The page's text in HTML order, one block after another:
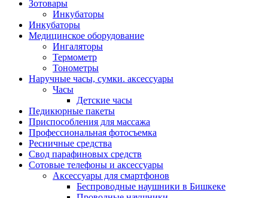
Зотовары
Инкубаторы
Инкубаторы
Медицинское оборудование
Ингаляторы
Термометр
Тонометры
Наручные часы, сумки. аксессуары
Часы
Детские часы
Педикюрные пакеты
Приспособления для массажа
Профессиональная фотосъемка
Ресничные средства
Свод парафиновых средств
Сотовые телефоны и аксессуары
Аксессуары для смартфонов
Беспроводные наушники в Бишкеке